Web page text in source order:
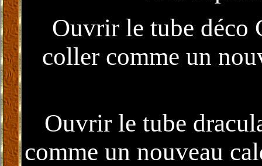
Ouvrir le tube
coller comme un
Ouvrir le tube
comme un nouveau